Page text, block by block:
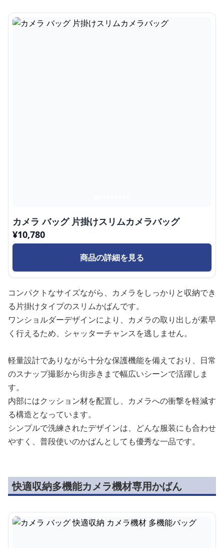
カメラ バッグ 片掛けスリムカメラバッグ
¥10,780
商品の詳細を見る
コンパクトなサイズながら、カメラをしっかりと収納でき
る片掛けタイプのスリムかばんです。
ワンショルダーデザインにより、カメラの取り出しが素早
く行えるため、シャッターチャンスを逃しません。
軽量設計でありながら十分な保護機能を備えており、日常
のスナップ撮影から街歩きまで幅広いシーンで活躍しま
す。
内部にはクッション材を配置し、カメラへの衝撃を軽減す
る構造となっています。
シンプルで洗練されたデザインは、どんな服装にも合わせ
やすく、普段使いのかばんとしても優秀な一品です。
快適収納多機能カメラ機材専用かばん